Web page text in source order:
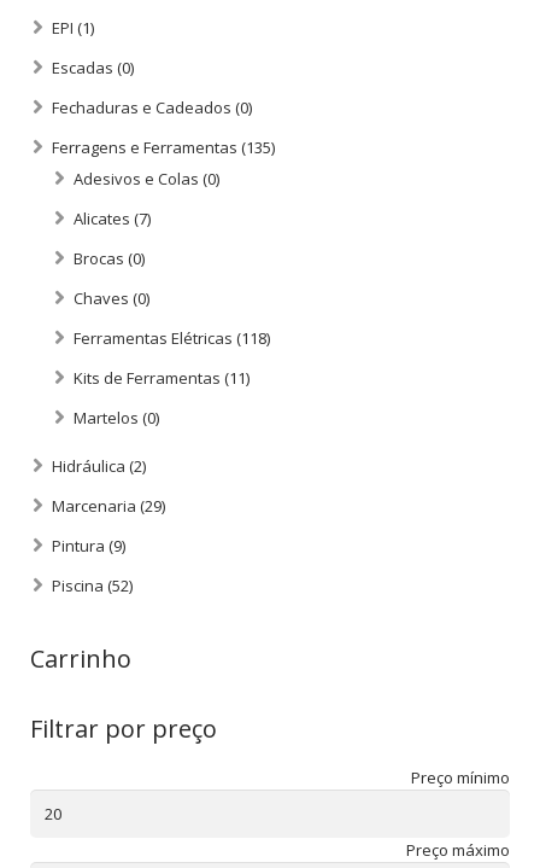
EPI (1)
Escadas (0)
Fechaduras e Cadeados (0)
Ferragens e Ferramentas (135)
Adesivos e Colas (0)
Alicates (7)
Brocas (0)
Chaves (0)
Ferramentas Elétricas (118)
Kits de Ferramentas (11)
Martelos (0)
Hidráulica (2)
Marcenaria (29)
Pintura (9)
Piscina (52)
Carrinho
Filtrar por preço
Preço mínimo
Preço máximo